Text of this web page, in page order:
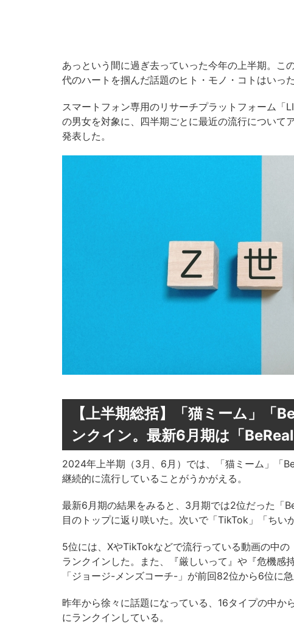
あっという間に過ぎ去っていった今年の上半期。こ
代のハートを掴んだ話題のヒト・モノ・コトはいっ
スマートフォン専用のリサーチプラットフォーム「
の男女を対象に、四半期ごとに最近の流行について
発表した。
【上半期総括】「猫ミーム」「
ンクイン。最新6月期は「
2024年上半期（3月、6月）では、「猫ミーム」「
継続的に流行していることがうかがえる。
最新6月期の結果をみると、3月期では2位だった「
目のトップに返り咲いた。次いで「TikTok」「ちい
5位には、XやTikTokなどで流行っている動画の中
ランクインした。また、『厳しいって』や『危機
「ジョージ-メンズコーチ-」が前回82位から6位に急
昨年から徐々に話題になっている、16タイプの中
にランクインしている。